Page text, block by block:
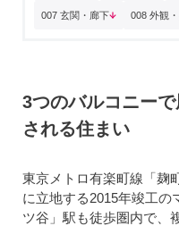
007 玄関・廊下 008 外観
3つのバルコニー
される住まい
東京メトロ有楽町線「麹
に立地する2015年竣工の
ツ谷」駅も徒歩圏内で、